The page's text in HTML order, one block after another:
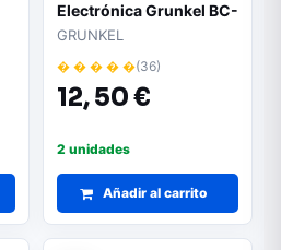
Electrónica Grunkel BC-
COOKXT/ hasta 5kg/
GRUNKEL
� � � � �(36)
12,50 €
2 unidades
Añadir al carrito